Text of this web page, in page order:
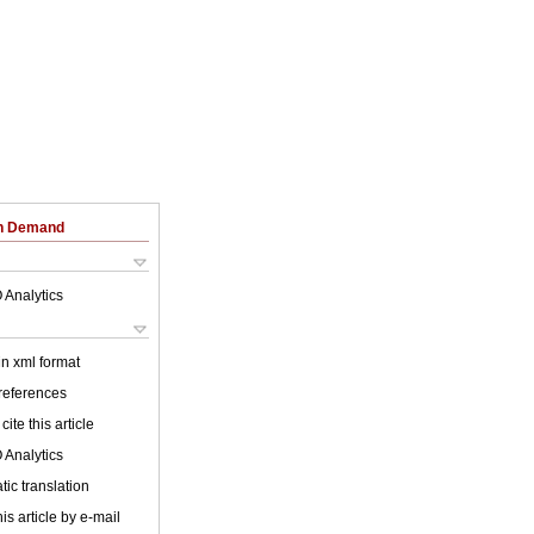
Demand
Analytics
xml format
this article
Analytics
translation
article by e-mail